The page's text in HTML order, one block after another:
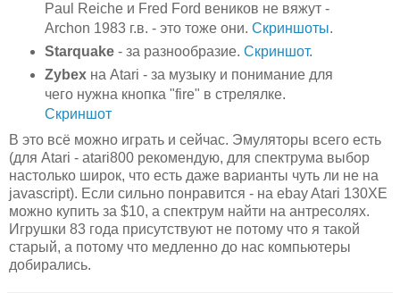
Paul Reiche и Fred Ford веников не вяжут -
Archon 1983 г.в. - это тоже они. Скриншоты.
Starquake- за разнообразие. Скриншот.
Zybexна Atari - за музыку и понимание для
чего нужна кнопка "fire" в стрелялке.
Скриншот
В это всё можно играть и сейчас. Эмуляторы всего есть
(для Atari - atari800 рекомендую, для спектрума выбор
настолько широк, что есть даже варианты чуть ли не на
javascript). Если сильно понравится - на ebay Atari 130XE
можно купить за $10, а спектрум найти на антресолях.
Игрушки 83 года присутствуют не потому что я такой
старый, а потому что медленно до нас компьютеры
добирались.